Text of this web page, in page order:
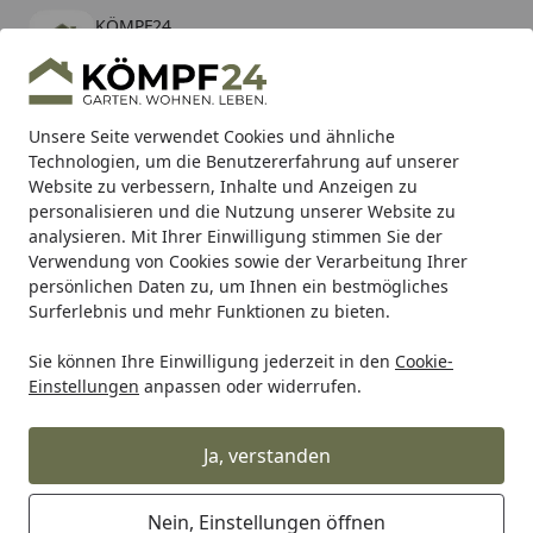
Unsere Seite verwendet Cookies und ähnliche
Technologien, um die Benutzererfahrung auf unserer
Website zu verbessern, Inhalte und Anzeigen zu
personalisieren und die Nutzung unserer Website zu
analysieren. Mit Ihrer Einwilligung stimmen Sie der
Verwendung von Cookies sowie der Verarbeitung Ihrer
persönlichen Daten zu, um Ihnen ein bestmögliches
Surferlebnis und mehr Funktionen zu bieten.
Sie können Ihre Einwilligung jederzeit in den Cookie-
Einstellungen anpassen oder widerrufen.
Ja, verstanden
Nein, Einstellungen öffnen
KÖMPF24
kostenlos - Im App Store
Hotline
Alle Produkte
Mein Konto
Suchen
Karibu Pools inkl. gratis Sandfilteranlage & Pool-
Starterset (Gesamtwert bis 468,99€)
Startseite
Grill Weber Panel Rear 4B Genesis (64473)
Weber Panel Rear 4B Genesis